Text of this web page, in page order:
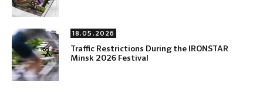
18.05.2026
Traffic Restrictions During the IRONSTAR
Minsk 2026 Festival